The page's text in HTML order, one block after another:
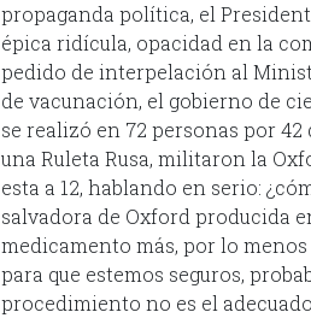
propaganda política, el
épica ridícula, opacidad en la
pedido de interpelación al
de vacunación, el gobierno de
se realizó en 72 personas por
una Ruleta Rusa, militaron la
esta a 12, hablando en serio:
salvadora de Oxford producida
medicamento más, por lo
para que estemos seguros,
procedimiento no es el